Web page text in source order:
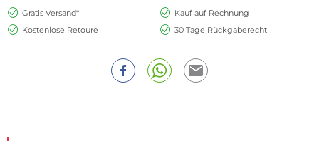
Gratis Versand*
Kauf auf Rechnung
Kostenlose Retoure
30 Tage Rückgaberecht